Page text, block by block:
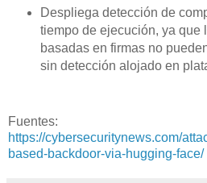
Despliega detección de
tiempo de ejecución, ya que
basadas en firmas no
sin detección alojado en
Fuentes:
https://cybersecuritynews.com/
based-backdoor-via-hugging-face/